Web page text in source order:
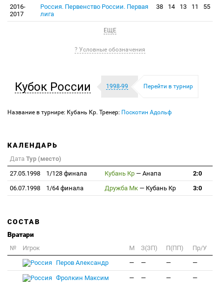
2016-
2017
Россия. Первенство России. Первая
лига
38 14 13 11 55
ЕЩЕ
? Условные обозначения
Кубок России 1998-99 Перейти в турнир
Название в турнире: Кубань Кр. Тренер: Поскотин Адольф
КАЛЕНДАРЬ
Дата Тур (место)
27.05.1998
1/128 финала Кубань Кр — Анапа
2:0
06.07.1998
1/64 финала Дружба Мк — Кубань Кр 3:0
СОСТАВ
Вратари
№ Игрок M З(ЗП) П(ПП)
Пр/У
Перов Александр
— — — —
Фролкин Максим — — — —